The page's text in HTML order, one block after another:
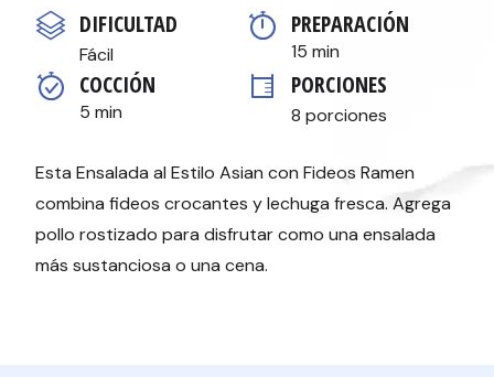
Enlace
en
misma
página.
DIFICULTAD
Fácil
PREPARACIÓN
15 min
COCCIÓN
5 min
PORCIONES
8 porciones
Esta Ensalada al Estilo Asian con Fideos Ramen
combina fideos crocantes y lechuga fresca. Agrega
pollo rostizado para disfrutar como una ensalada
más sustanciosa o una cena.